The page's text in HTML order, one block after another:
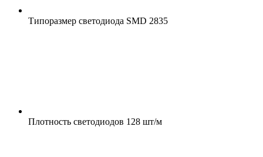
Типоразмер светодиода SMD 2835
Плотность светодиодов 128 шт/м